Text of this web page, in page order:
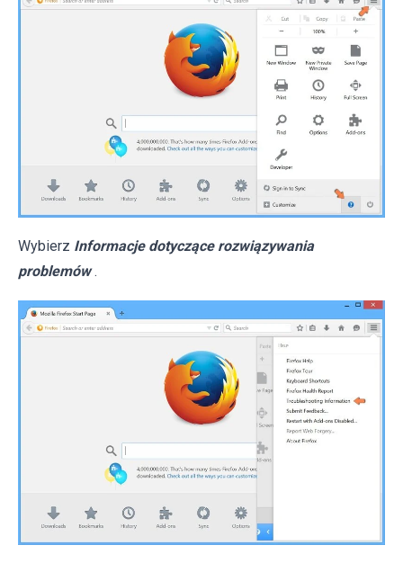
Wybierz Informacje dotyczące rozwiązywania
problemów .